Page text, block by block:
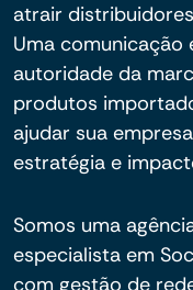
atrair
Uma
autoridade da
produtos
ajudar sua
estratégia e
Somos uma
especialista em
com gestão de